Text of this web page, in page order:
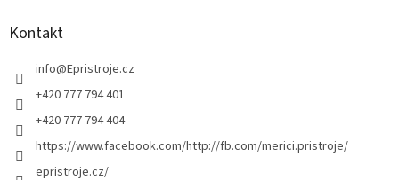
Kontakt
info@Epristroje.cz
+420 777 794 401
+420 777 794 404
https://www.facebook.com/http://fb.com/merici.pristroje/
epristroje.cz/